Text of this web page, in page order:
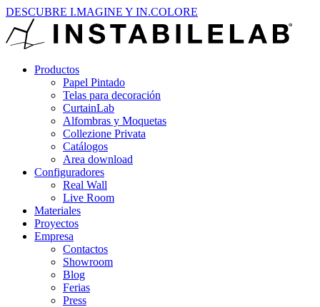
DESCUBRE I.MAGINE Y IN.COLORE
Productos
Papel Pintado
Telas para decoración
CurtainLab
Alfombras y Moquetas
Collezione Privata
Catálogos
Area download
Configuradores
Real Wall
Live Room
Materiales
Proyectos
Empresa
Contactos
Showroom
Blog
Ferias
Press